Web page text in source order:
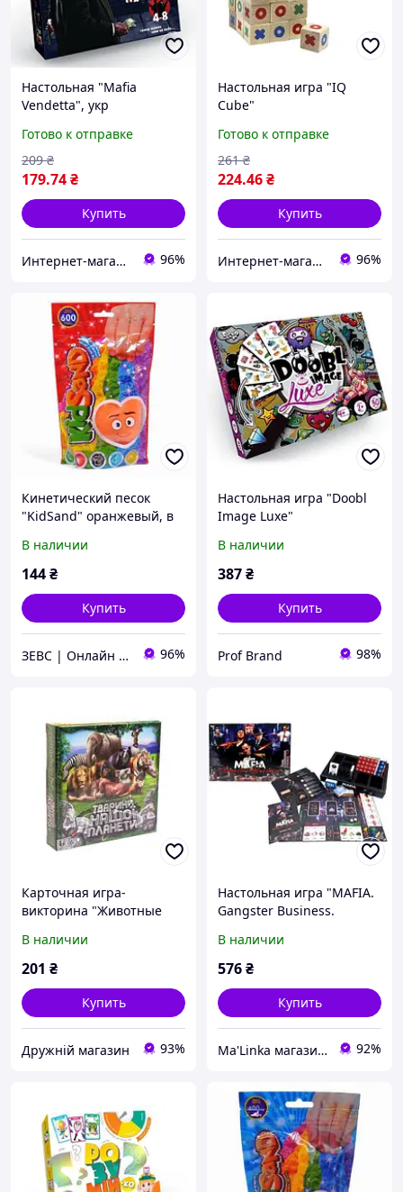
Настольная "Mafia
Vendetta", укр
Готово к отправке
179.74₴
209 ₴
Купить
Интернет-магазин "NOWA" - товары для всей семьи! 96%
Настольная игра "IQ
Cube"
Готово к отправке
224.46₴
261 ₴
Купить
Интернет-магазин "NOWA" - товары для всей семьи! 96%
Кинетический песок
"KidSand" оранжевый, в
Пакет Комбинированный
Оранжевый Украина
В наличии
144₴
Купить
ЗЕВС | Онлайн Гипермаркет 96%
Настольная игра "Doobl
Image Luxe"
В наличии
387₴
Купить
Prof Brand 98%
Карточная игра-
викторина "Животные
В наличии
201 ₴
Купить
Дружній магазин 93%
Настольная игра "MAFIA.
Gangster Business.
В наличии
576₴
Купить
Ma'Linka магазин дитячого одягу та взуття 92%